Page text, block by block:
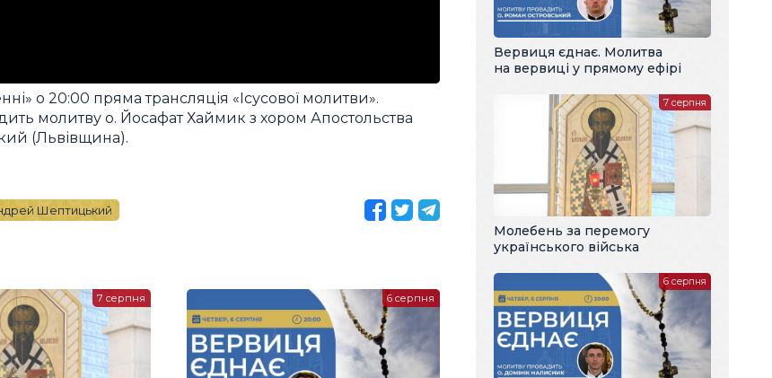
о 20:00 пряма трансляція «Ісусової молитви».
молитву о. Йосафат Хаймик з хором Апостольства
(Львівщина).
Шептицький
7 серпня 6 серпня
Вервиця єднає. Молитва
на вервиці у прямому ефірі
Молебень за перемогу
українського війська
7 серпня
6 серпня